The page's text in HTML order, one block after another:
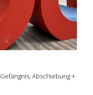
Abschiebung +